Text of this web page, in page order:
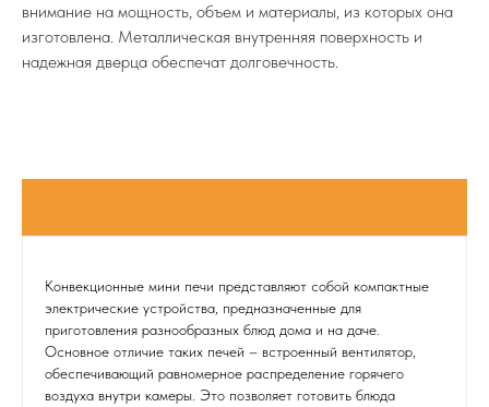
внимание на мощность, объем и материалы, из которых она
изготовлена. Металлическая внутренняя поверхность и
надежная дверца обеспечат долговечность.
Конвекционные мини печи представляют собой компактные
электрические устройства, предназначенные для
приготовления разнообразных блюд дома и на даче.
Основное отличие таких печей – встроенный вентилятор,
обеспечивающий равномерное распределение горячего
воздуха внутри камеры. Это позволяет готовить блюда